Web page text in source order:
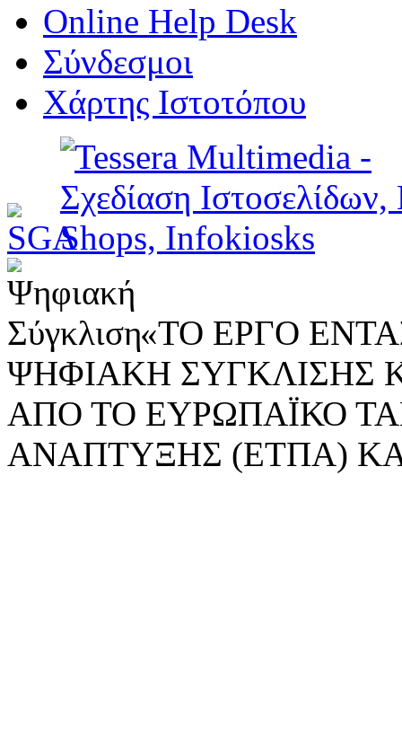
Online Help Desk
Σύνδεσμοι
Χάρτης Ιστοτόπου
«ΤΟ ΕΡΓΟ
ΨΗΦΙΑΚΗ ΣΥΓΚΛΙΣΗΣ
ΑΠΟ ΤΟ ΕΥΡΩΠΑΪΚΟ
ΑΝΑΠΤΥΞΗΣ (ΕΤΠΑ)